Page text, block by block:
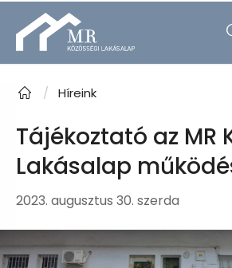
/ Híreink
Tájékoztató az MR
Lakásalap
2023. augusztus 30. szerda